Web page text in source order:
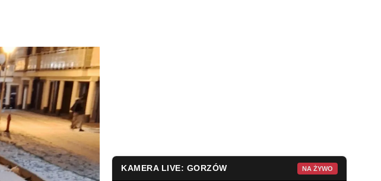
KAMERA LIVE: GORZÓW NA ŻYWO